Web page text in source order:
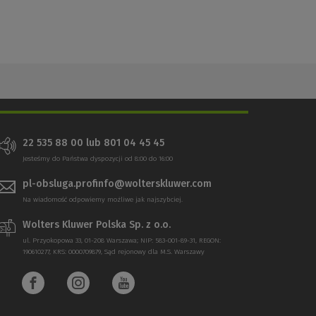
22 535 88 00 lub 801 04 45 45
Jesteśmy do Państwa dyspozycji od 8:00 do 16:00
pl-obsluga.profinfo@wolterskluwer.com
Na wiadomość odpowiemy możliwe jak najszybciej.
Wolters Kluwer Polska Sp. z o.o.
ul. Przyokopowa 33, 01-208 Warszawa; NIP: 583-001-89-31, REGON:
190610277, KRS: 0000709879, Sąd rejonowy dla M.S. Warszawy